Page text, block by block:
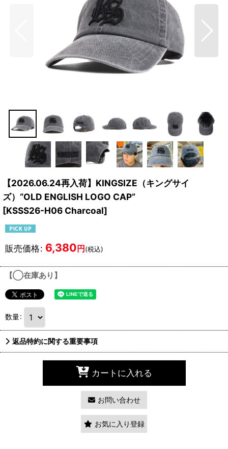
【2026.06.24再入荷】KINGSIZE（キングサイ
ズ）“OLD ENGLISH LOGO CAP”
[KSSS26-H06 Charcoal]
販売価格: 6,380円(税込)
【◯在庫あり】
数量:
返品特約に関する重要事項
カートに入れる
お問い合わせ
お気に入り登録